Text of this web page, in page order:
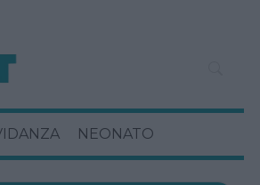
NEONATO